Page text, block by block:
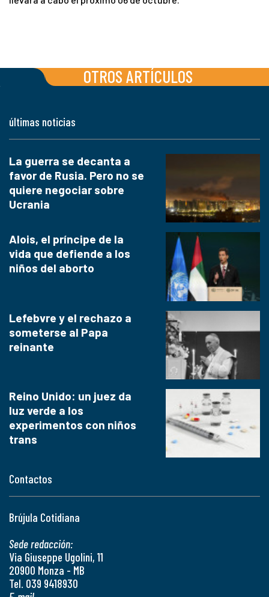
OTROS ARTÍCULOS
Contactos
Brújula Cotidiana
Sede redacción:
Via Giuseppe Ugolini, 11
20900 Monza - MB
Tel. 039 9418930
últimas noticias
La guerra se decanta a
favor de Rusia. Pero no se
quiere negociar sobre
Ucrania
Alois, el príncipe de la
vida que defiende a los
niños del aborto
Lefebvre y el rechazo a
someterse al Papa
reinante
Reino Unido: un juez da
luz verde a los
experimentos con niños
trans